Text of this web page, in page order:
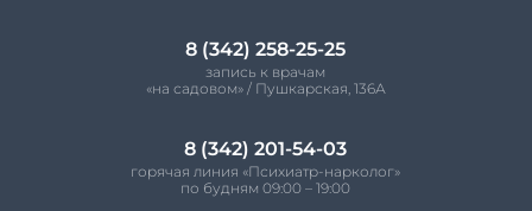
8 (342) 258-25-25
запись к врачам
«на садовом» / Пушкарская, 136А
8 (342) 201-54-03
горячая линия «Психиатр-нарколог»
по будням 09:00 – 19:00